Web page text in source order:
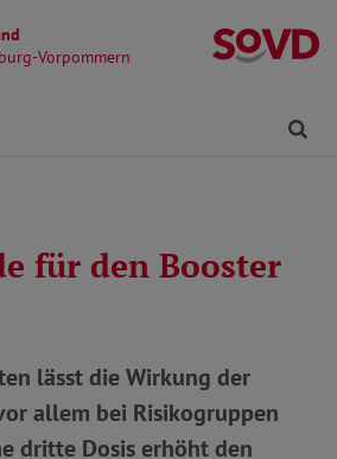
Vorpommern
springen
für den Booster
lässt die Wirkung der
allem bei Risikogruppen
dritte Dosis erhöht den